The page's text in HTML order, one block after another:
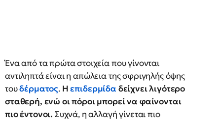
Ένα από τα πρώτα στοιχεία που γίνονται
αντιληπτά είναι η απώλεια της σφριγηλής όψης
τουδέρματος. Ηεπιδερμίδα δείχνει λιγότερο
σταθερή, ενώ οι πόροι μπορεί να φαίνονται
πιο έντονοι. Συχνά, η αλλαγή γίνεται πιο